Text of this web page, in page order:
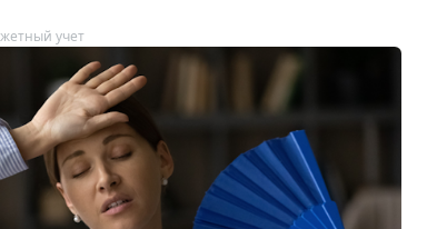
учет